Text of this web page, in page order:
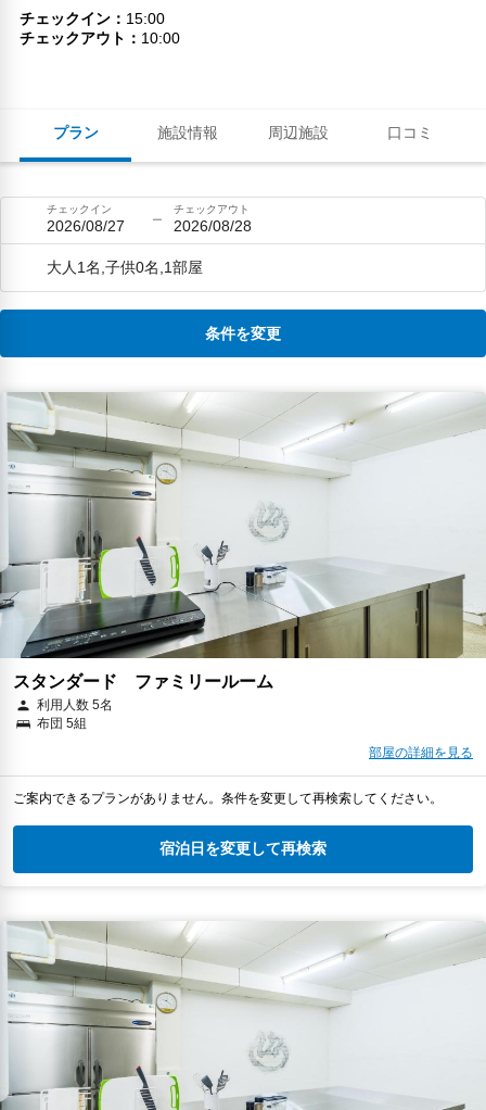
プラン 施設情報 周辺施設 口コミ
チェックイン
15:00
チェックアウト
10:00
チェックイン
2026/08/27
チェックアウト
2026/08/28
大人1名,子供0名,1部屋
条件を変更
スタンダード ファミリールーム
利用人数 5名
布団 5組
部屋の詳細を見る
ご案内できるプランがありません。条件を変更して再検索してください。
宿泊日を変更して再検索